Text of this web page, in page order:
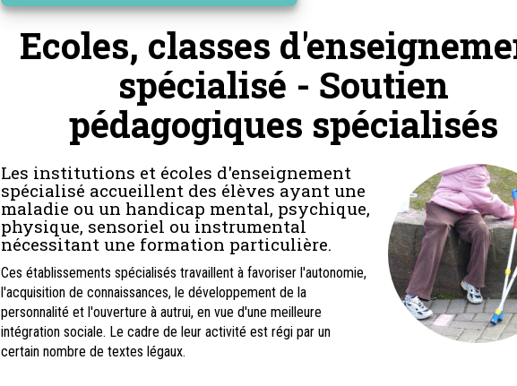
Ecoles, classes
spécialisé - Soutien
pédagogiques spécialisés
Les institutions et écoles d'enseignement
spécialisé accueillent des élèves ayant une
maladie ou un handicap mental, psychique,
physique, sensoriel ou instrumental
nécessitant une formation particulière.
Ces établissements spécialisés travaillent à favoriser l'autonomie,
l'acquisition de connaissances, le développement de la
personnalité et l'ouverture à autrui, en vue d'une meilleure
intégration sociale. Le cadre de leur activité est régi par un
certain nombre de textes légaux.